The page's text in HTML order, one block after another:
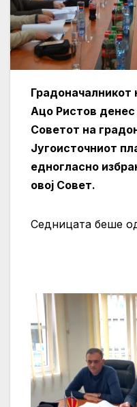
Ацо Ристов
Советот на
Југоисточниот
едногласно
овој Совет.
Седницата беше